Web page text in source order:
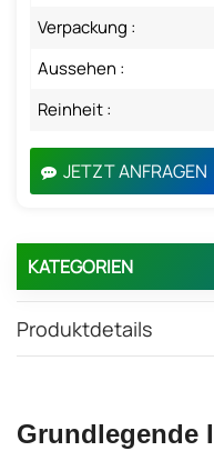
Verpackung :
Aussehen :
Reinheit :
JETZT ANFRAGEN
KATEGORIEN
Produktdetails
Grundlegende